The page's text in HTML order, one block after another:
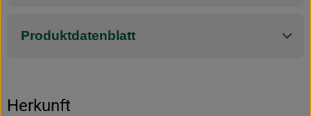
Produktdatenblatt
Herkunft